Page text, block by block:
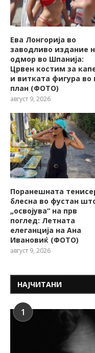
Ева Лонгорија во
заводливо издание
одмор во Шпанија:
Црвен костим за
и витката фигура во
план (ФОТО)
август 9, 2026
Поранешната
блесна во фустан
„освојува“ на прв
поглед: Летната
елеганција на Ана
Ивановиќ (ФОТО)
август 9, 2026
НАЈЧИТАНИ
1